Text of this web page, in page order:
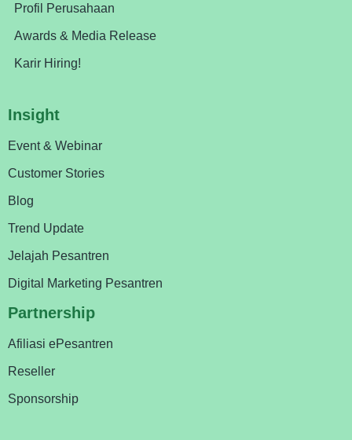
Profil Perusahaan
Awards & Media Release
Karir Hiring!
Insight
Event & Webinar
Customer Stories
Blog
Trend Update
Jelajah Pesantren
Digital Marketing Pesantren
Partnership
Afiliasi ePesantren
Reseller
Sponsorship